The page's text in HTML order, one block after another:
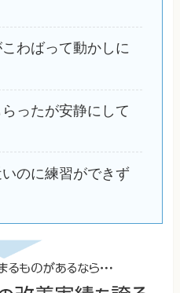
わばって動かしに
ったが安静にして
のに練習ができず